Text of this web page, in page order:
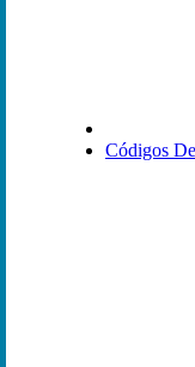
Códigos